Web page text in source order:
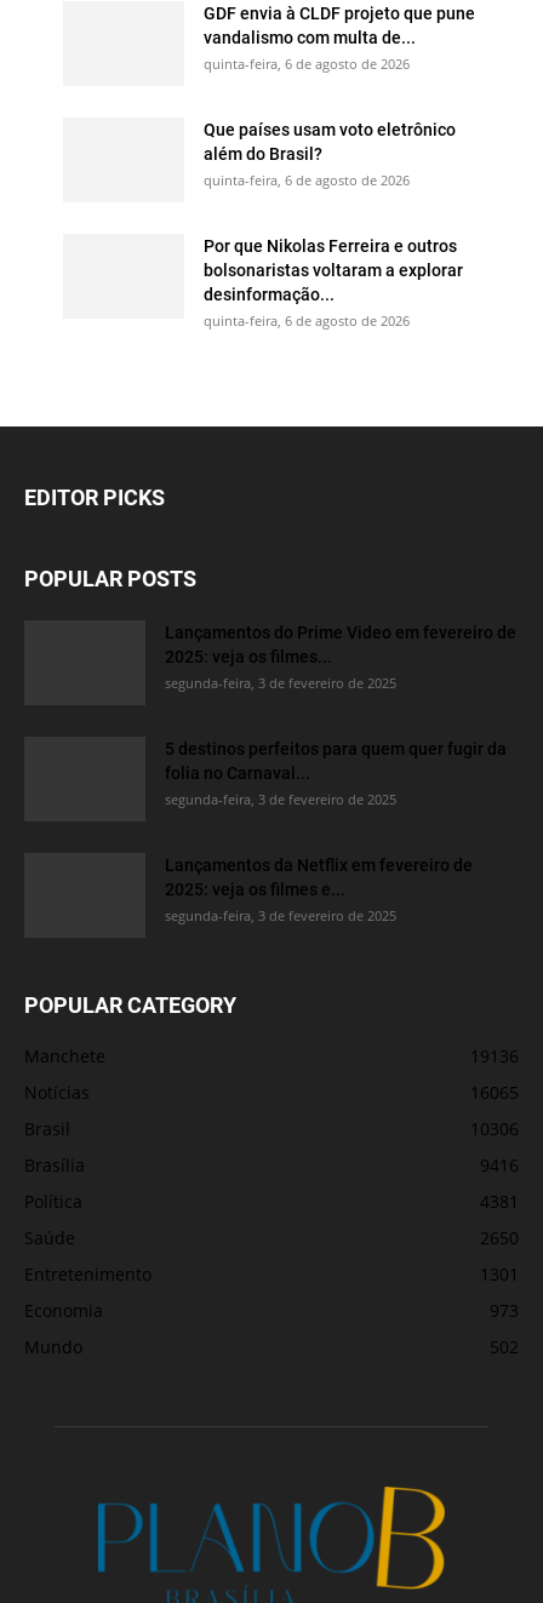
GDF envia à CLDF projeto que pune
vandalismo com multa de...
quinta-feira, 6 de agosto de 2026
Que países usam voto eletrônico
além do Brasil?
quinta-feira, 6 de agosto de 2026
Por que Nikolas Ferreira e outros
bolsonaristas voltaram a explorar
desinformação...
quinta-feira, 6 de agosto de 2026
EDITOR PICKS
POPULAR POSTS
Lançamentos do Prime Video em fevereiro de
2025: veja os filmes...
segunda-feira, 3 de fevereiro de 2025
5 destinos perfeitos para quem quer fugir da
folia no Carnaval...
segunda-feira, 3 de fevereiro de 2025
Lançamentos da Netflix em fevereiro de
2025: veja os filmes e...
segunda-feira, 3 de fevereiro de 2025
POPULAR CATEGORY
Manchete
19136
Notícias
16065
Brasil
10306
Brasília
9416
Política
4381
Saúde
2650
Entretenimento
1301
Economia
973
Mundo
502